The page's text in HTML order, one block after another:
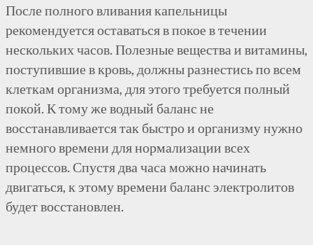
После полного вливания капельницы
рекомендуется оставаться в покое в течении
нескольких часов. Полезные вещества и витамины,
поступившие в кровь, должны разнестись по всем
клеткам организма, для этого требуется полный
покой. К тому же водный баланс не
восстанавливается так быстро и организму нужно
немного времени для нормализации всех
процессов. Спустя два часа можно начинать
двигаться, к этому времени баланс электролитов
будет восстановлен.